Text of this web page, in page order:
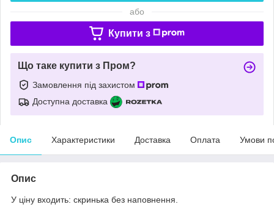
або
Купити з
Що таке купити з Пром?
Замовлення під захистом
Доступна доставка
Опис Характеристики Доставка Оплата Умови
Опис
У ціну входить: скринька без наповнення.